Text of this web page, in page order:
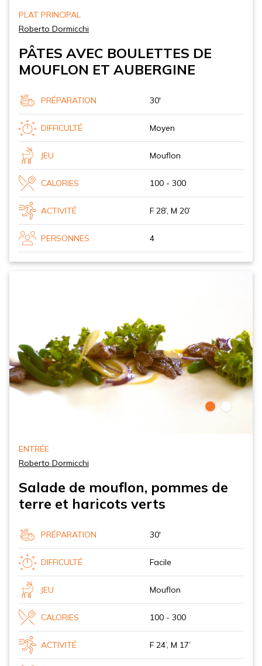
PLAT PRINCIPAL
Roberto Dormicchi
PÂTES AVEC BOULETTES DE
MOUFLON ET AUBERGINE
PRÉPARATION 30'
DIFFICULTÉ Moyen
JEU Mouflon
CALORIES 100 - 300
ACTIVITÉ F 28’, M 20’
PERSONNES 4
ENTRÉE
Roberto Dormicchi
Salade de mouflon, pommes de
terre et haricots verts
PRÉPARATION 30'
DIFFICULTÉ Facile
JEU Mouflon
CALORIES 100 - 300
ACTIVITÉ F 24’, M 17’